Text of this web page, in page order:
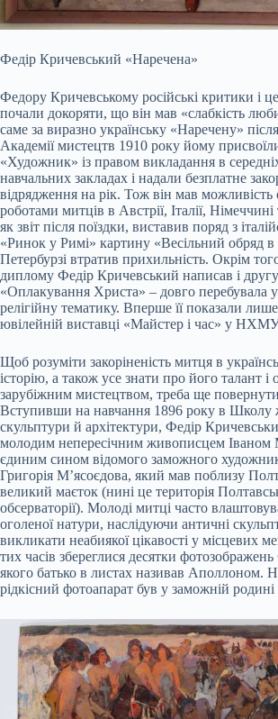
Федір Кричевський «Наречена»
Федору Кричевському російські критики і
почали докоряти, що він мав «слабкість
саме за виразно українську «Наречену»
Академії мистецтв 1910 року йому
«Художник» із правом викладання в
навчальних закладах і надали безплатне
відрядження на рік. Тож він мав можливість
роботами митців в Австрії, Італії,
як звіт після поїздки, виставив поряд з
«Ринок у Римі» картину «Весільний обряд в
Петербурзі втратив прихильність. Окрім
диплому Федір Кричевський написав і
«Оплакування Христа» – довго перебувала
релігійну тематику. Вперше її показали
ювілейній виставці «Майстер і час» у
Щоб розуміти закоріненість митця в
історію, а також усе знати про його талант і
зарубіжним мистецтвом, треба ще
Вступивши на навчання 1896 року в Школу
скульптури й архітектури, Федір
молодим непересічним живописцем Іваном
єдиним сином відомого заможного
Григорія М’ясоєдова, який мав поблизу
великий маєток (нині це територія
обсерваторії). Молоді митці часто
оголеної натури, наслідуючи античні
викликати неабиякої цікавості у місцевих
тих часів збереглися десятки
якого батько в листах називав Аполлоном.
рідкісний фотоапарат був у заможній